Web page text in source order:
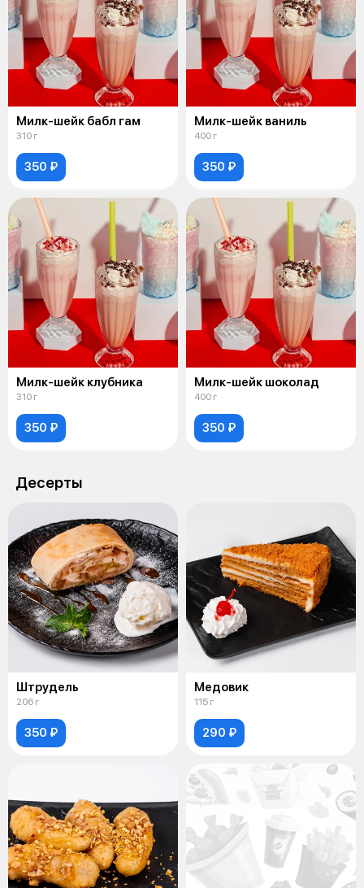
Милк-шейк бабл гам
310 г
350 ₽
Милк-шейк ваниль
400 г
350 ₽
Милк-шейк клубника
310 г
350 ₽
Милк-шейк шоколад
400 г
350 ₽
Десерты
Штрудель
206 г
350 ₽
Медовик
115 г
290 ₽